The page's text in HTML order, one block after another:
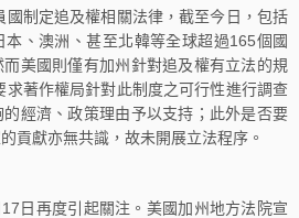
制定追及權相關法律，截至今日，包括
、澳洲、甚至北韓等全球超過165個國
美國則僅有加州針對追及權有立法的規
求著作權局針對此制度之可行性進行調查
經濟、政策理由予以支持；此外是否要
貢獻亦無共識，故未開展立法程序。
再度引起關注。美國加州地方法院宣